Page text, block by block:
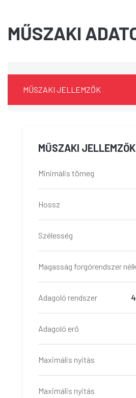
MŰSZAKI
MŰSZAKI JELLEMZŐK
MŰSZAKI JELLEMZŐK
Minimális tömeg
Hossz
Szélesség
Magasság forgórendszer
Adagoló rendszer
Adagoló erő
Maximális nyitás
Maximális nyitás